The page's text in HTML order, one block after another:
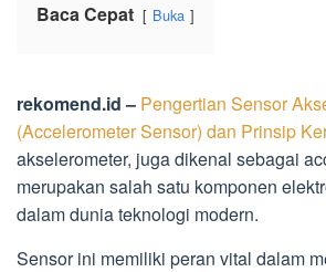
Baca Cepat Buka
rekomend.id – Pengertian Sensor
(Accelerometer Sensor) dan Prinsip
akselerometer, juga dikenal sebagai
merupakan salah satu komponen
dalam dunia teknologi modern.
Sensor ini memiliki peran vital dalam